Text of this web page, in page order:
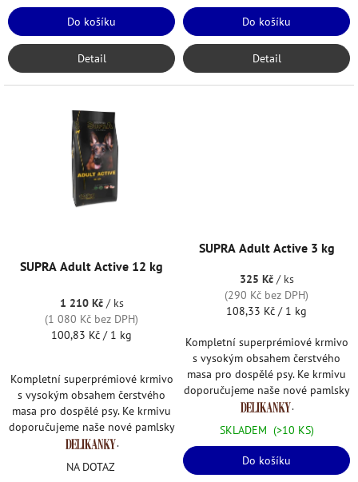
Do košíku
Detail
Do košíku
Detail
SUPRA Adult Active 12 kg
1 210 Kč / ks
(1 080 Kč bez DPH)
Měrná
100,83 Kč / 1 kg
Kompletní superprémiové krmivo
s vysokým obsahem čerstvého
masa pro dospělé psy. Ke krmivu
doporučujeme naše nové pamlsky
.
NA DOTAZ
SUPRA Adult Active 3 kg
325 Kč / ks
(290 Kč bez DPH)
Měrná
108,33 Kč / 1 kg
Kompletní superprémiové krmivo
s vysokým obsahem čerstvého
masa pro dospělé psy. Ke krmivu
doporučujeme naše nové pamlsky
.
SKLADEM (>10 KS)
Do košíku